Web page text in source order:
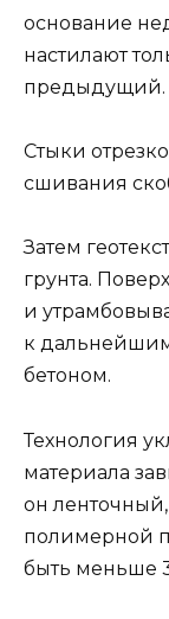
основание
настилают
предыдущий.
Стыки
сшивания
Затем
грунта.
и
к
бетоном.
Технология
материала
он
полимерной
быть меньше